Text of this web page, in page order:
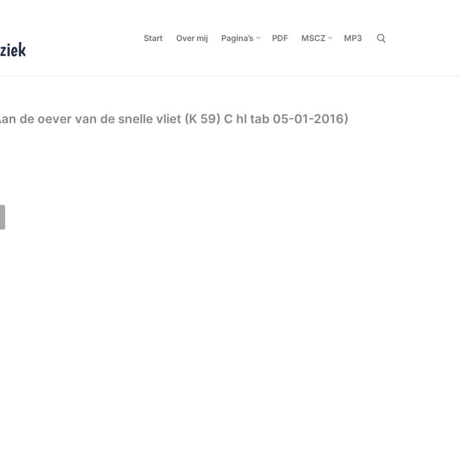
Start Over mij Pagina’s PDF MSCZ MP3
de oever van de snelle vliet (K 59) C hl tab 05-01-2016)